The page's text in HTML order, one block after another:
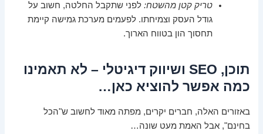
טריק קטן מהשטח: לפני שתקבל החלטה, חשוב על
גודל העסק וצמיחתו. לפעמים מערכת גמישה קיימת
תחסוך הון בטווח הארוך.
תוכן, SEO ושיווק דיגיטלי – לא תאמינו
כמה אפשר להוציא כאן…
באזורים האלה, חברים יקרים, מפתה מאוד לחשוב ש"הכל
בחינם", אבל האמת מעט שונה…